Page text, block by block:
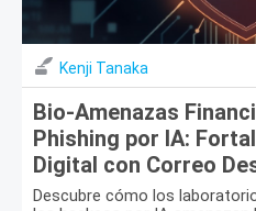
Kenji Tanaka
Bio-Amenazas
Phishing por IA:
Digital con Correo
Descubre cómo los